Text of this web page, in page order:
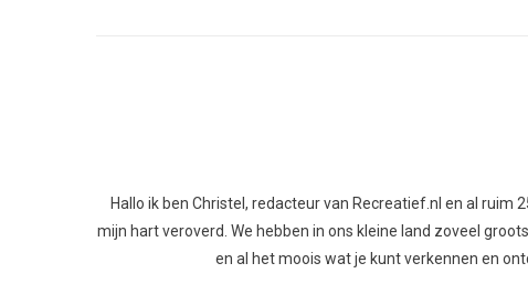
Hallo ik ben Christel, redacteur van Recreatief.nl en al
mijn hart veroverd. We hebben in ons kleine land zoveel
en al het moois wat je kunt verkennen en